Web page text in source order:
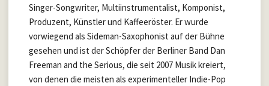
Singer-Songwriter, Multiinstrumentalist, Komponist,
Produzent, Künstler und Kaffeeröster. Er wurde
vorwiegend als Sideman-Saxophonist auf der Bühne
gesehen und ist der Schöpfer der Berliner Band Dan
Freeman and the Serious, die seit 2007 Musik kreiert,
von denen die meisten als experimenteller Indie-Pop